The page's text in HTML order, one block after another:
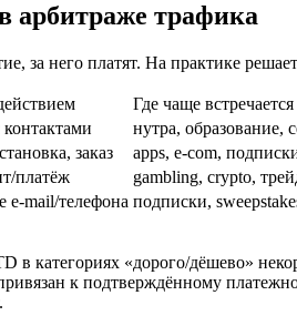
арбитраже трафика
за него платят. На практике
Где чаще встречается
нутра, образование,
заказ apps, e-com,
платёж gambling, crypto,
e-mail/телефона подписки,
категориях «дорого/дёшево»
к подтверждённому